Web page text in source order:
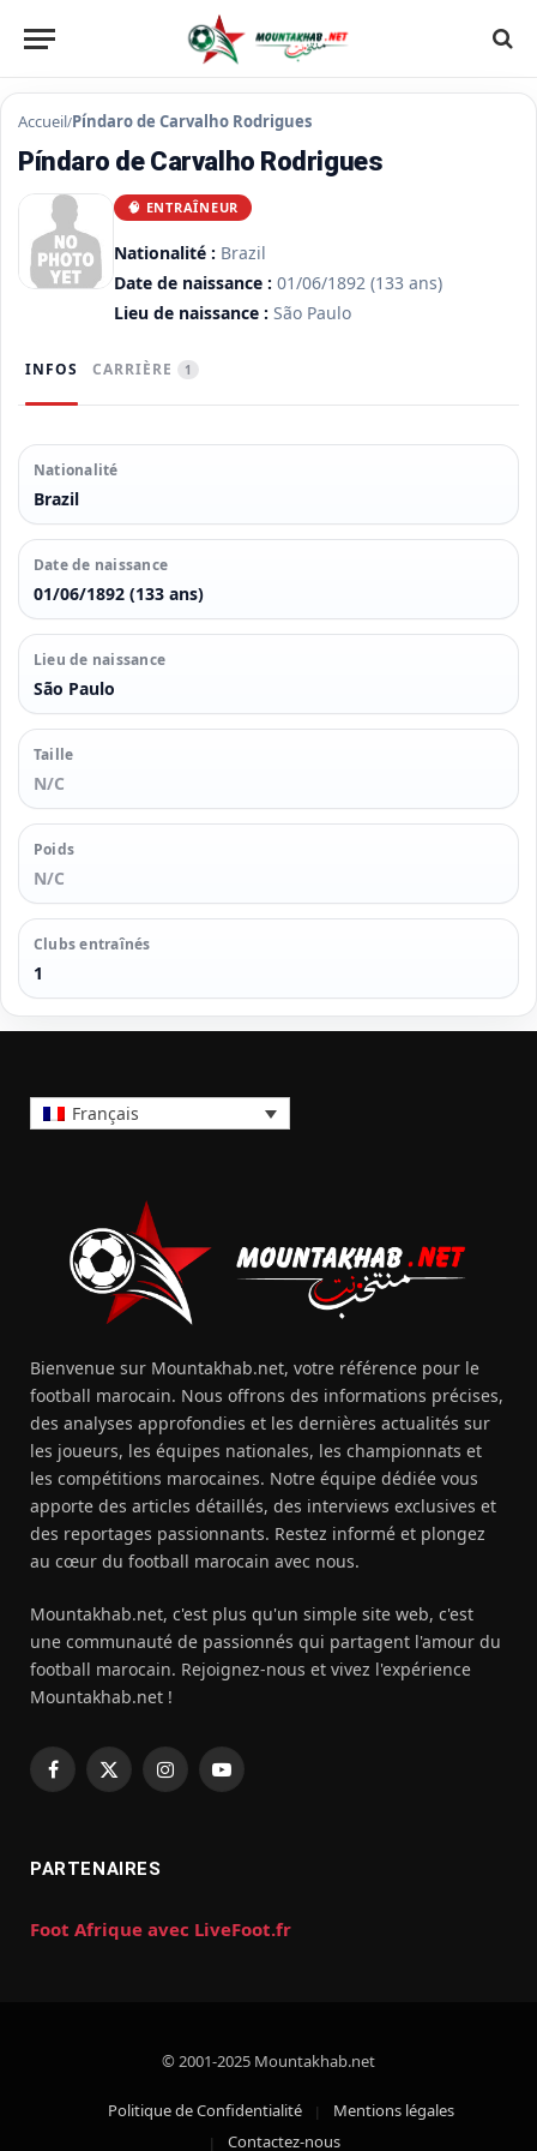
Accueil/Píndaro de Carvalho Rodrigues
Píndaro de Carvalho Rodrigues
🧠 ENTRAÎNEUR
Nationalité : Brazil
Date de naissance : 01/06/1892 (133 ans)
Lieu de naissance : São Paulo
INFOS CARRIÈRE 1
Nationalité
Brazil
Date de naissance
01/06/1892 (133 ans)
Lieu de naissance
São Paulo
Taille
N/C
Poids
N/C
Clubs entraînés
1
Français
Bienvenue sur Mountakhab.net, votre référence pour le
football marocain. Nous offrons des informations précises,
des analyses approfondies et les dernières actualités sur
les joueurs, les équipes nationales, les championnats et
les compétitions marocaines. Notre équipe dédiée vous
apporte des articles détaillés, des interviews exclusives et
des reportages passionnants. Restez informé et plongez
au cœur du football marocain avec nous.
Mountakhab.net, c'est plus qu'un simple site web, c'est
une communauté de passionnés qui partagent l'amour du
football marocain. Rejoignez-nous et vivez l'expérience
Mountakhab.net !
Facebook
X
InstagramYouTube
PARTENAIRES
Foot Afrique avec LiveFoot.fr
© 2001-2025 Mountakhab.net
Politique de Confidentialité
Mentions légales
Contactez-nous